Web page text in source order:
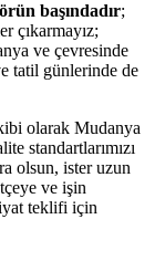
başındadır;
çıkarmayız;
ve çevresinde
tatil günlerinde de
olarak Mudanya
standartlarımızı
olsun, ister uzun
ve işin
teklifi için